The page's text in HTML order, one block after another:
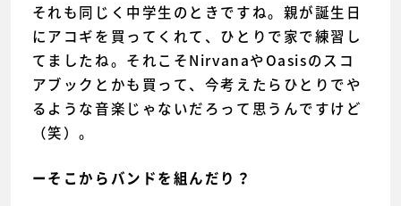
それも同じく中学生のときですね。親が誕生日
にアコギを買ってくれて、ひとりで家で練習し
てましたね。それこそNirvanaやOasisのスコ
アブックとかも買って、今考えたらひとりでや
るような音楽じゃないだろって思うんですけど
（笑）。
ーそこからバンドを組んだり？